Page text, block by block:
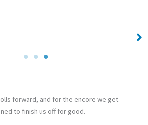
forward, and for the encore we get
to finish us off for good.